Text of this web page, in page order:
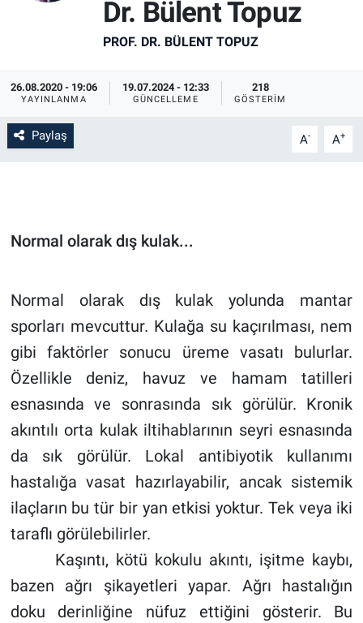
Dr. Bülent Topuz
PROF. DR. BÜLENT TOPUZ
26.08.2020 - 19:06
YAYINLANMA
19.07.2024 - 12:33
GÜNCELLEME
218
GÖSTERIM
Paylaş A- A+
Normal olarak dış kulak...
Normal olarak dış kulak yolunda mantar
sporları mevcuttur. Kulağa su kaçırılması, nem
gibi faktörler sonucu üreme vasatı bulurlar.
Özellikle deniz, havuz ve hamam tatilleri
esnasında ve sonrasında sık görülür. Kronik
akıntılı orta kulak iltihablarının seyri esnasında
da sık görülür. Lokal antibiyotik kullanımı
hastalığa vasat hazırlayabilir, ancak sistemik
ilaçların bu tür bir yan etkisi yoktur. Tek veya iki
taraflı görülebilirler.
Kaşıntı, kötü kokulu akıntı, işitme kaybı,
bazen ağrı şikayetleri yapar. Ağrı hastalığın
doku derinliğine nüfuz ettiğini gösterir. Bu